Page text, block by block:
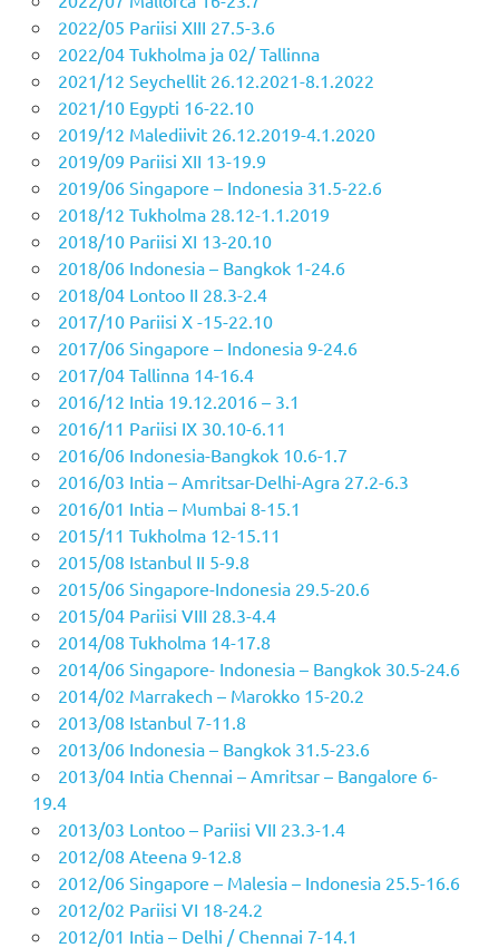
2022/05 Pariisi XIII 27.5-3.6
2022/04 Tukholma ja 02/ Tallinna
2021/12 Seychellit 26.12.2021-8.1.2022
2021/10 Egypti 16-22.10
2019/12 Malediivit 26.12.2019-4.1.2020
2019/09 Pariisi XII 13-19.9
2019/06 Singapore – Indonesia 31.5-22.6
2018/12 Tukholma 28.12-1.1.2019
2018/10 Pariisi XI 13-20.10
2018/06 Indonesia – Bangkok 1-24.6
2018/04 Lontoo II 28.3-2.4
2017/10 Pariisi X -15-22.10
2017/06 Singapore – Indonesia 9-24.6
2017/04 Tallinna 14-16.4
2016/12 Intia 19.12.2016 – 3.1
2016/11 Pariisi IX 30.10-6.11
2016/06 Indonesia-Bangkok 10.6-1.7
2016/03 Intia – Amritsar-Delhi-Agra 27.2-6.3
2016/01 Intia – Mumbai 8-15.1
2015/11 Tukholma 12-15.11
2015/08 Istanbul II 5-9.8
2015/06 Singapore-Indonesia 29.5-20.6
2015/04 Pariisi VIII 28.3-4.4
2014/08 Tukholma 14-17.8
2014/06 Singapore- Indonesia – Bangkok 30.5-24.6
2014/02 Marrakech – Marokko 15-20.2
2013/08 Istanbul 7-11.8
2013/06 Indonesia – Bangkok 31.5-23.6
2013/04 Intia Chennai – Amritsar – Bangalore 6-
19.4
2013/03 Lontoo – Pariisi VII 23.3-1.4
2012/08 Ateena 9-12.8
2012/06 Singapore – Malesia – Indonesia 25.5-16.6
2012/02 Pariisi VI 18-24.2
2012/01 Intia – Delhi / Chennai 7-14.1